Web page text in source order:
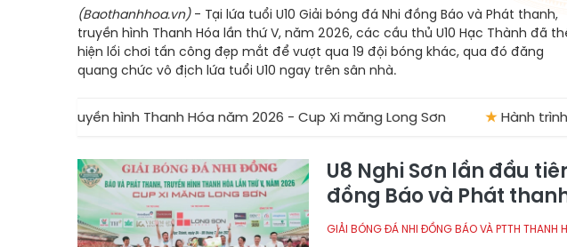
(Baothanhhoa.vn)- Tại lứa tuổi U10 Giải bóng đá Nhi đồng Báo và Phát thanh,
truyền hình Thanh Hóa lần thứ V, năm 2026, các cầu thủ U10 Hạc Thành đã
hiện lối chơi tấn công đẹp mắt để vượt qua 19 đội bóng khác, qua đó đăng
quang chức vô địch lứa tuổi U10 ngay trên sân nhà.
hình Thanh Hóa năm 2026 - Cup Xi măng Long Sơn ★ Hành trình lên ngôi
U8 Nghi Sơn lần đầu
đồng Báo và Phát
GIẢI BÓNG ĐÁ NHI ĐỒNG BÁO VÀ PTTH THANH